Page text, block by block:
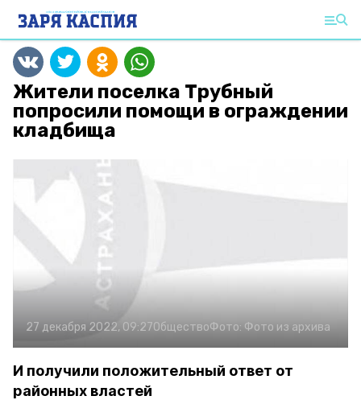
Жители поселка Трубный
попросили помощи в ограждении
кладбища
27 декабря 2022, 09:27ОбществоФото: Фото из архива
И получили положительный ответ от
районных властей